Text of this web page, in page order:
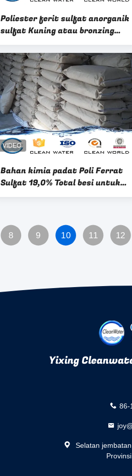
Poliester ferit sulfat anorganik
sulfat Kuning atau bronzing
Powder
Bahan kimia padat Poli Ferrat
Sulfat 19,0% Total besi untuk
pengolahan air
8 9 10 11 12
Yixing
86-
Selatan